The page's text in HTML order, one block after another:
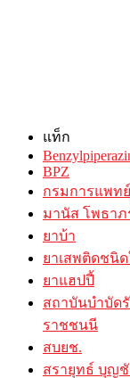
แท็ก
BPZ
กรมการแพทย์
มานัส โพธา
ยาบ้า
ยาเสพติดชนิ
ยาแฮปปี้
สถาบันบำบัด
ราชชนนี
สบยช.
สรายุทธ์ บุญ